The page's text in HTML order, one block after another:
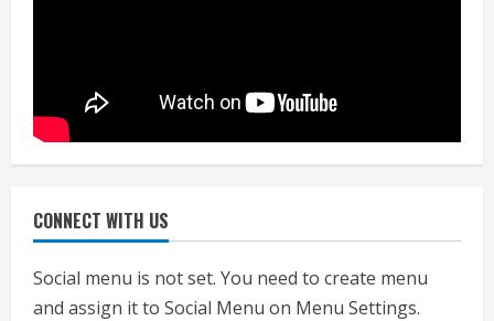
CONNECT WITH US
Social menu is not set. You need to create menu
and assign it to Social Menu on Menu Settings.
निजीविशेषज्ञों की रिपोर्ट पर भी मिलेगा
प्रमाणपत्र
July 24, 2026
1
एचईआरसी के अध्यक्ष नंद लाल का निधन